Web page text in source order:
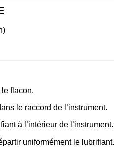
flacon.
le raccord de l’instrument.
à l’intérieur de l’instrument.
uniformément le lubrifiant.